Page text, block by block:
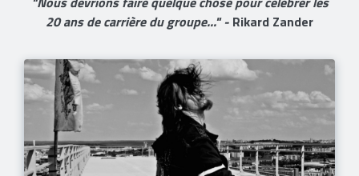
20 ans de carrière du groupe..." - Rikard Zander